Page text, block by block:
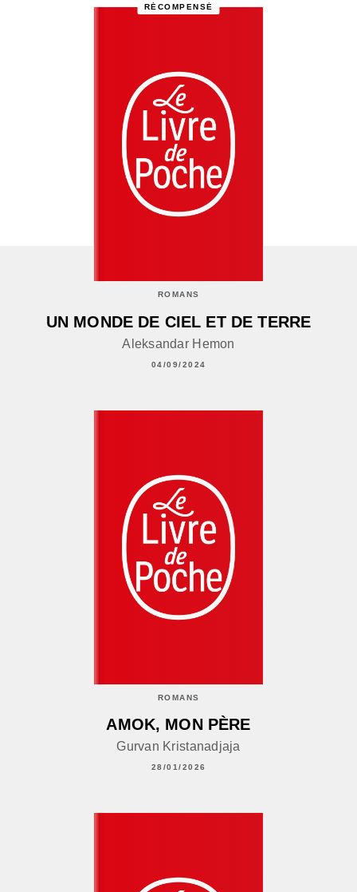
RÉCOMPENSÉ
ROMANS
UN MONDE DE CIEL ET DE TERRE
Aleksandar Hemon
04/09/2024
ROMANS
AMOK, MON PÈRE
Gurvan Kristanadjaja
28/01/2026